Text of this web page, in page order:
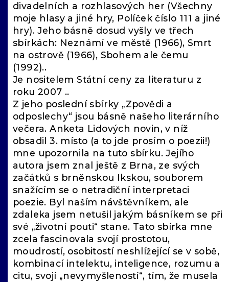
divadelních a rozhlasových her (Všechny
moje hlasy a jiné hry, Políček číslo 111 a jiné
hry). Jeho básně dosud vyšly ve třech
sbírkách: Neznámí ve městě (1966), Smrt
na ostrově (1966), Sbohem ale čemu
(1992)..
Je nositelem Státní ceny za literaturu z
roku 2007 ..
Z jeho poslední sbírky „Zpovědi a
odposlechy“ jsou básně našeho literárního
večera. Anketa Lidových novin, v níž
obsadil 3. místo (a to jde prosím o poezii!)
mne upozornila na tuto sbírku. Jejího
autora jsem znal ještě z Brna, ze svých
začátků s brněnskou Ikskou, souborem
snažícím se o netradiční interpretaci
poezie. Byl naším návštěvníkem, ale
zdaleka jsem netušil jakým básníkem se při
své „životní pouti“ stane. Tato sbírka mne
zcela fascinovala svojí prostotou,
moudrostí, osobitostí neshlížející se v sobě,
kombinací intelektu, inteligence, rozumu a
citu, svojí „nevymyšleností“, tím, že musela